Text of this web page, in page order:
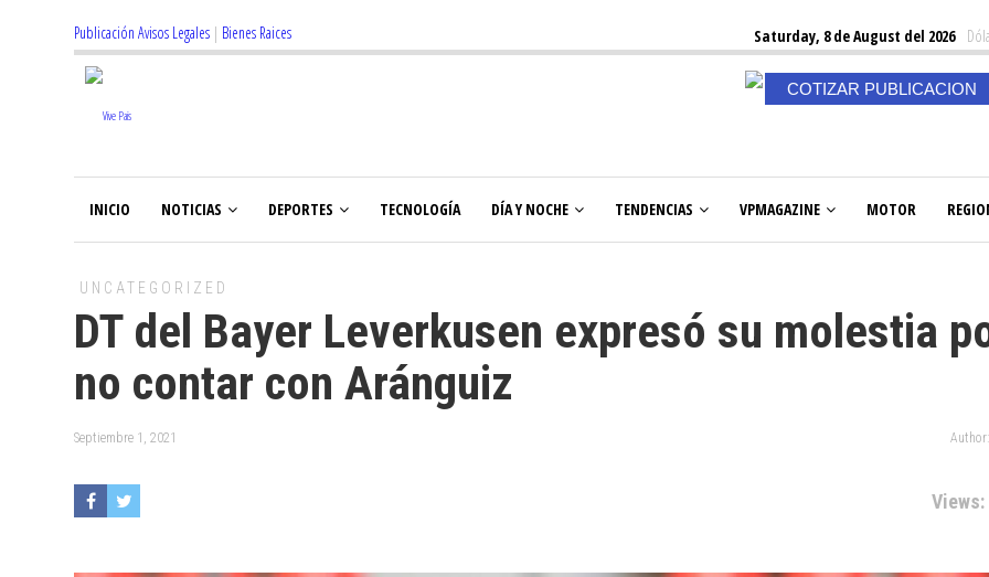
Publicación Avisos Legales | Bienes Raices Saturday, 8 de August del 2026
COTIZAR PUBLICACION
INICIO NOTICIAS DEPORTES TECNOLOGÍA DÍA Y NOCHE TENDENCIAS VPMAGAZINE MOTOR
UNCATEGORIZED
DT del Bayer Leverkusen expresó su molestia
no contar con Aránguiz
Septiembre 1, 2021
Views: